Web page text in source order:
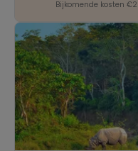
Bijkomende kosten